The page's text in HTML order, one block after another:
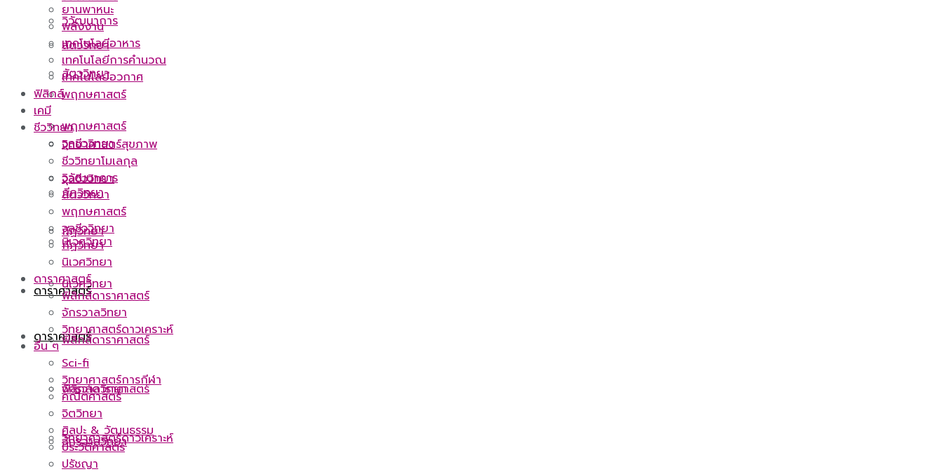
วิวัฒนาการ
สัตววิทยา
พฤกษศาสตร์
จุลชีววิทยา
กีฏวิทยา
นิเวศวิทยา
ดาราศาสตร์
ฟิสิกส์ดาราศาสตร์
จักรวาลวิทยา
สัตววิทยา
พฤกษศาสตร์
จุลชีววิทยา
กีฏวิทยา
นิเวศวิทยา
ดาราศาสตร์
ฟิสิกส์ดาราศาสตร์
จักรวาลวิทยา
วิทยาศาสตร์ดาวเคราะห์
ยานพาหนะ
พลังงาน
เทคโนโลยีอาหาร
เทคโนโลยีการคำนวณ
เทคโนโลยีอวกาศ
ฟิสิกส์
เคมี
ชีววิทยา
วิทยาศาสตร์สุขภาพ
ชีววิทยาโมเลกุล
วิวัฒนาการ
สัตววิทยา
พฤกษศาสตร์
จุลชีววิทยา
กีฏวิทยา
นิเวศวิทยา
ดาราศาสตร์
ฟิสิกส์ดาราศาสตร์
จักรวาลวิทยา
วิทยาศาสตร์ดาวเคราะห์
อื่น ๆ
Sci-fi
วิทยาศาสตร์การกีฬา
คณิตศาสตร์
จิตวิทยา
ศิลปะ & วัฒนธรรม
ประวัติศาสตร์
ปรัชญา